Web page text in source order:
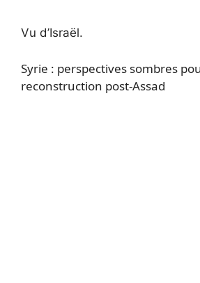
Vu d’Israël.
Syrie : perspectives sombres
reconstruction post-Assad